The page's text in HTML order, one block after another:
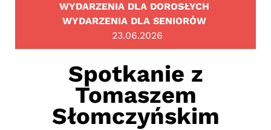
WYDARZENIA DLA DOROSŁYCH
WYDARZENIA DLA SENIORÓW
23.06.2026
Spotkanie z
Tomaszem
Słomczyńskim